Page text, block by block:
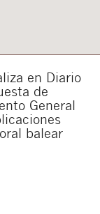
en Diario
de
General
balear